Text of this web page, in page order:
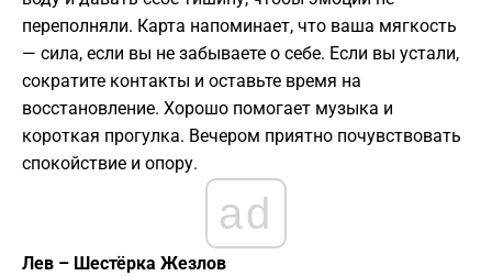
переполняли. Карта напоминает, что ваша мягкость
— сила, если вы не забываете о себе. Если вы устали,
сократите контакты и оставьте время на
восстановление. Хорошо помогает музыка и
короткая прогулка. Вечером приятно почувствовать
спокойствие и опору.
ad
Лев – Шестёрка Жезлов